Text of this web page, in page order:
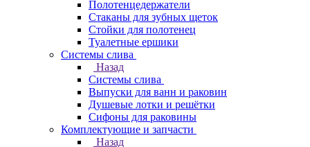
Полотенцедержатели
Стаканы для зубных щеток
Стойки для полотенец
Туалетные ершики
Системы слива
Назад
Системы слива
Выпуски для ванн и раковин
Душевые лотки и решётки
Сифоны для раковины
Комплектующие и запчасти
Назад